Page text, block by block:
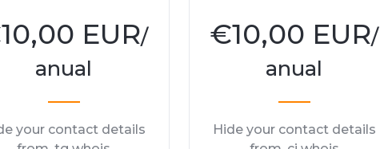
10,00 EUR/
anual
your contact details
€10,00 EUR/
anual
Hide your contact details